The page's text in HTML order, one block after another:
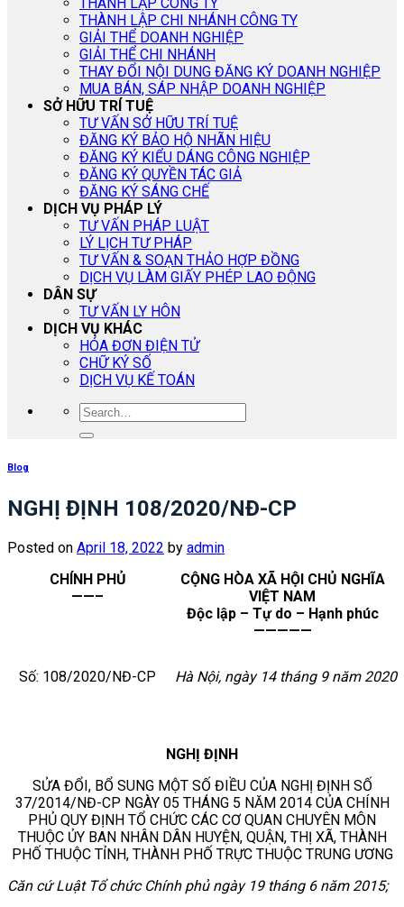
THÀNH LẬP CHI NHÁNH CÔNG TY
GIẢI THỂ DOANH NGHIỆP
GIẢI THỂ CHI NHÁNH
THAY ĐỔI NỘI DUNG ĐĂNG KÝ DOANH NGHIỆP
MUA BÁN, SÁP NHẬP DOANH NGHIỆP
SỞ HỮU TRÍ TUỆ
TƯ VẤN SỞ HỮU TRÍ TUỆ
ĐĂNG KÝ BẢO HỘ NHÃN HIỆU
ĐĂNG KÝ KIỂU DÁNG CÔNG NGHIỆP
ĐĂNG KÝ QUYỀN TÁC GIẢ
ĐĂNG KÝ SÁNG CHẾ
DỊCH VỤ PHÁP LÝ
TƯ VẤN PHÁP LUẬT
LÝ LỊCH TƯ PHÁP
TƯ VẤN & SOẠN THẢO HỢP ĐỒNG
DỊCH VỤ LÀM GIẤY PHÉP LAO ĐỘNG
DÂN SỰ
TƯ VẤN LY HÔN
DỊCH VỤ KHÁC
HÓA ĐƠN ĐIỆN TỬ
CHỮ KÝ SỐ
DỊCH VỤ KẾ TOÁN
Blog
NGHỊ ĐỊNH 108/2020/NĐ-CP
Posted on April 18, 2022 by admin
CHÍNH PHỦ
——–
CỘNG HÒA XÃ HỘI CHỦ NGHĨA
VIỆT NAM
Độc lập – Tự do – Hạnh phúc
—————
Số: 108/2020/NĐ-CP Hà Nội, ngày 14 tháng 9 năm 2020
NGHỊ ĐỊNH
SỬA ĐỔI, BỔ SUNG MỘT SỐ ĐIỀU CỦA NGHỊ ĐỊNH SỐ
37/2014/NĐ-CP NGÀY 05 THÁNG 5 NĂM 2014 CỦA CHÍNH
PHỦ QUY ĐỊNH TỔ CHỨC CÁC CƠ QUAN CHUYÊN MÔN
THUỘC ỦY BAN NHÂN DÂN HUYỆN, QUẬN, THỊ XÃ, THÀNH
PHỐ THUỘC TỈNH, THÀNH PHỐ TRỰC THUỘC TRUNG ƯƠNG
Căn cứ Luật Tổ chức Chính phủ ngày 19 tháng 6 năm 2015;